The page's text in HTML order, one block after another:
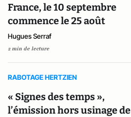
France, le 10 septembre
commence le 25 août
Hugues Serraf
2 min de lecture
RABOTAGE HERTZIEN
« Signes des temps »,
l’émission hors usinage de